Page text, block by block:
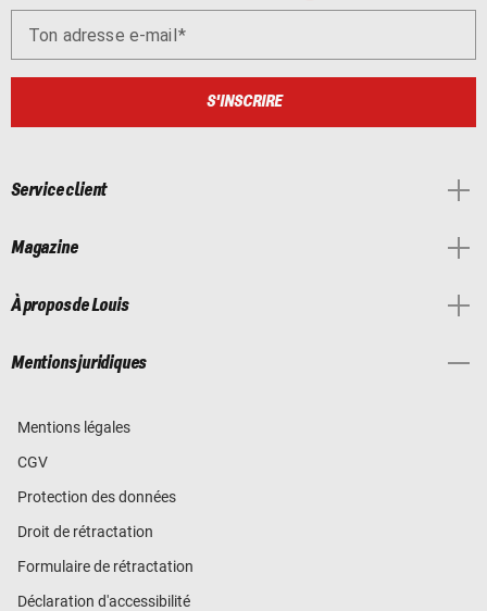
Ton adresse e-mail
S'INSCRIRE
Service client
Magazine
À propos de Louis
Mentions juridiques
Mentions légales
CGV
Protection des données
Droit de rétractation
Formulaire de rétractation
Déclaration d'accessibilité